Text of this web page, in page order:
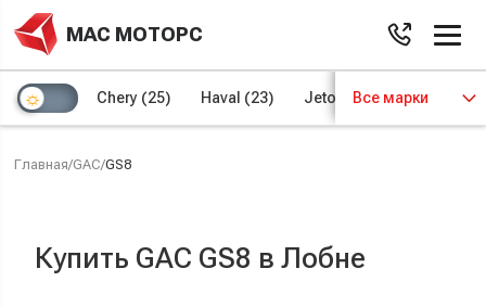
МАС МОТОРС
Chery (25) Haval (23) Jetour (8) Kaiyi (4)
Все марки
Главная/GAC/GS8
Купить GAC GS8 в Лобне